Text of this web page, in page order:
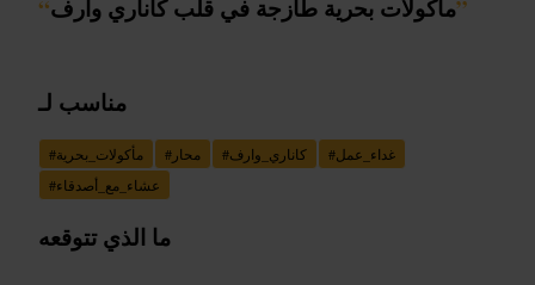
“مأكولات بحرية طازجة في قلب كاناري وارف”
مناسب لـ
#مأكولات_بحرية # محار #كاناري_وارف #غداء_عمل
#عشاء_مع_أصدقاء
ما الذي تتوقعه